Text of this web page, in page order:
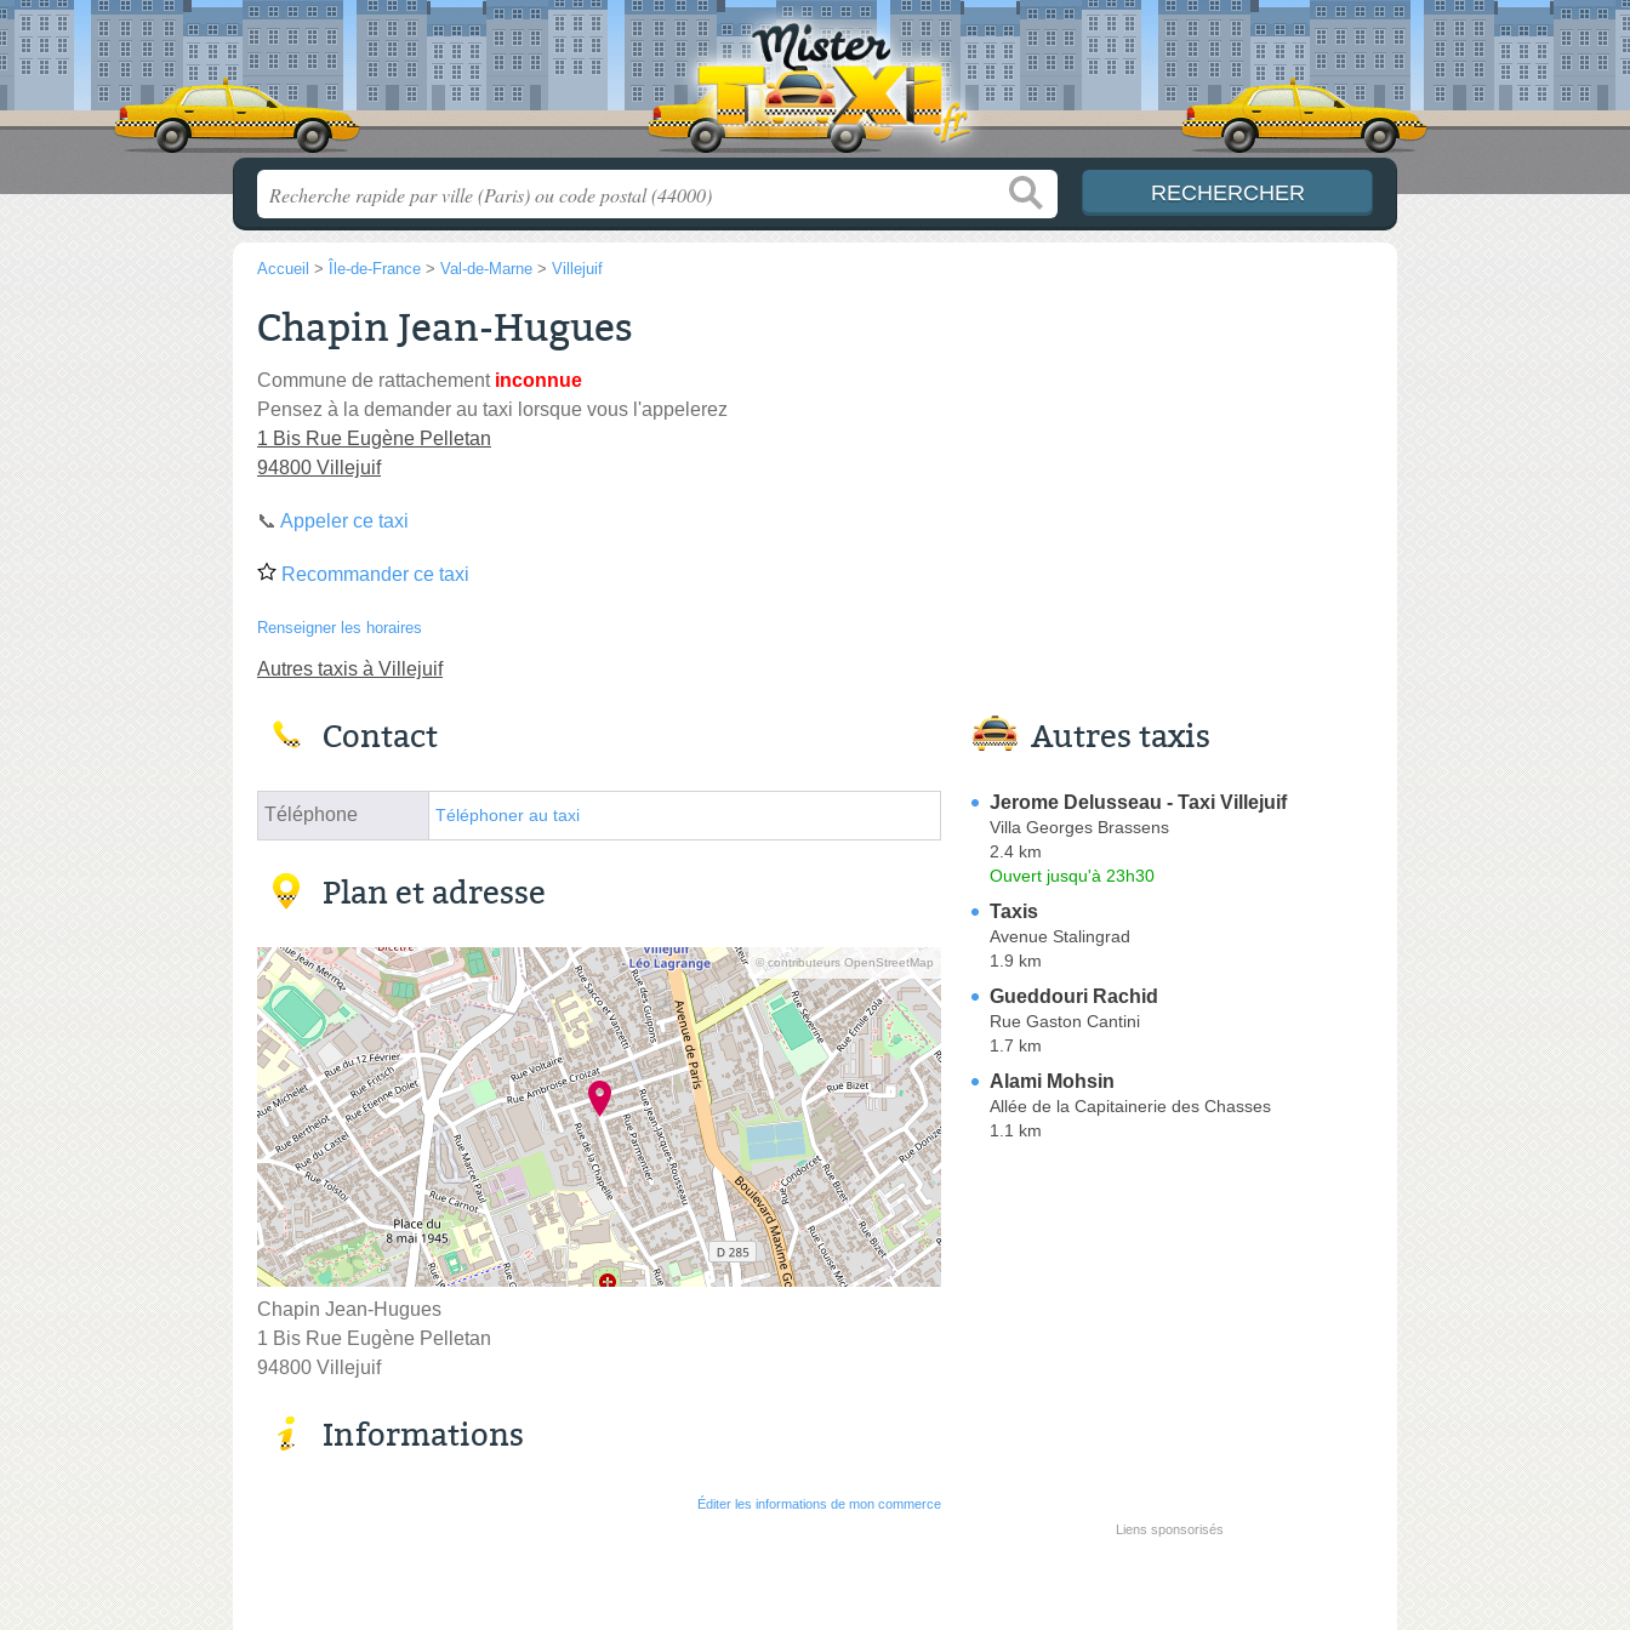
Accueil > Île-de-France > Val-de-Marne > Villejuif
Chapin Jean-Hugues
Commune de rattachement inconnue
Pensez à la demander au taxi lorsque vous l'appelerez
1 Bis Rue Eugène Pelletan
94800 Villejuif
📞 Appeler ce taxi
Recommander ce taxi
Renseigner les horaires
Autres taxis à Villejuif
Contact
Téléphone Téléphoner au taxi
Plan et adresse
© contributeurs OpenStreetMap
Chapin Jean-Hugues
1 Bis Rue Eugène Pelletan
94800 Villejuif
Informations
Éditer les informations de mon commerce
Autres taxis
Jerome Delusseau - Taxi Villejuif
Villa Georges Brassens
2.4 km
Ouvert jusqu'à 23h30
Taxis
Avenue Stalingrad
1.9 km
Gueddouri Rachid
Rue Gaston Cantini
1.7 km
Alami Mohsin
Allée de la Capitainerie des Chasses
1.1 km